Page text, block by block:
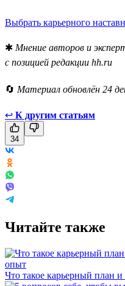
Выбрать карьерного
✱ Мнение авторов и
с позицией редакции hh.ru
🔄 Материал обновлён 24
↩ К другим статьям
34
Читайте также
Что такое карьерный план